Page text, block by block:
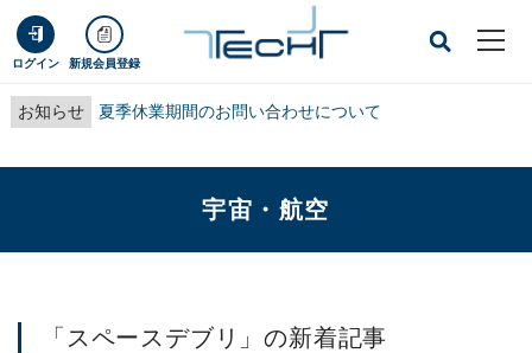
ログイン 新規会員登録
お知らせ 夏季休業期間のお問い合わせについて
宇宙・航空
「スペースデブリ」の新着記事